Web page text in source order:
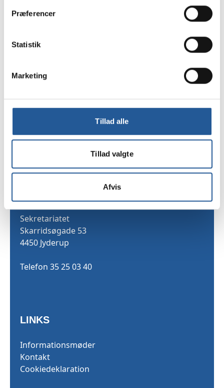
Præferencer
Statistik
Marketing
Tillad alle
Tillad valgte
Afvis
Undervisning og uddannelse for unge på
arbejdsfællesskaber 10 ECTS
risikosonen
Grundutbildning i konsekvenspedagogik
Anerkendelse i pædagogisk praksis
Konsekvenspædagogisk vejledning
Konsekvenspædagogik der virker
Eksistentiel pædagogik og ledelse
TAMU
Sekretariatet
Skarridsøgade 53
4450 Jyderup
Telefon 35 25 03 40
LINKS
Informationsmøder
Kontakt
Cookiedeklaration